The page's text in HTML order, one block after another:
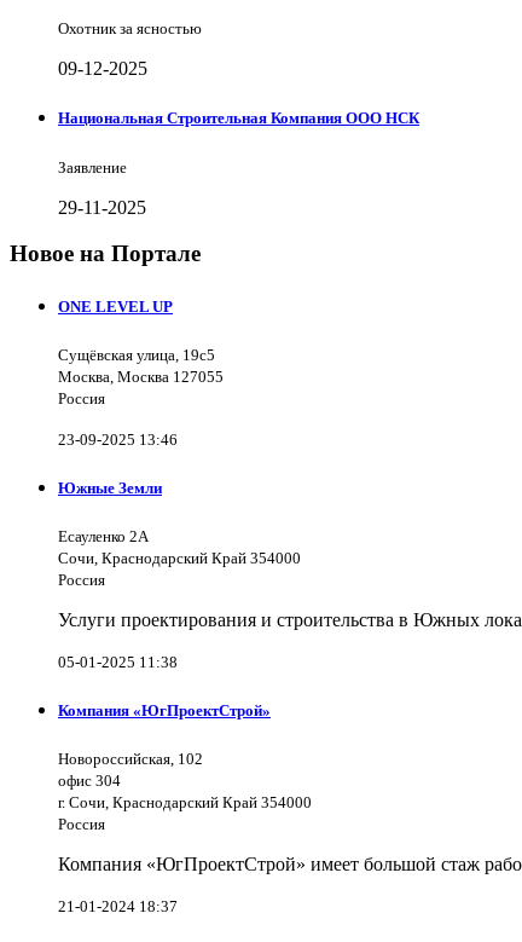
Охотник за ясностью
09-12-2025
Национальная Строительная Компания ООО НСК
Заявление
29-11-2025
Новое на Портале
ONE LEVEL UP
Сущёвская улица, 19с5
Москва, Москва 127055
Россия
23-09-2025 13:46
Южные Земли
Есауленко 2А
Сочи, Краснодарский Край 354000
Россия
Услуги проектирования и строительства в Южных
05-01-2025 11:38
Компания «ЮгПроектСтрой»
Новороссийская, 102
офис 304
г. Сочи, Краснодарский Край 354000
Россия
Компания «ЮгПроектСтрой» имеет большой стаж
21-01-2024 18:37